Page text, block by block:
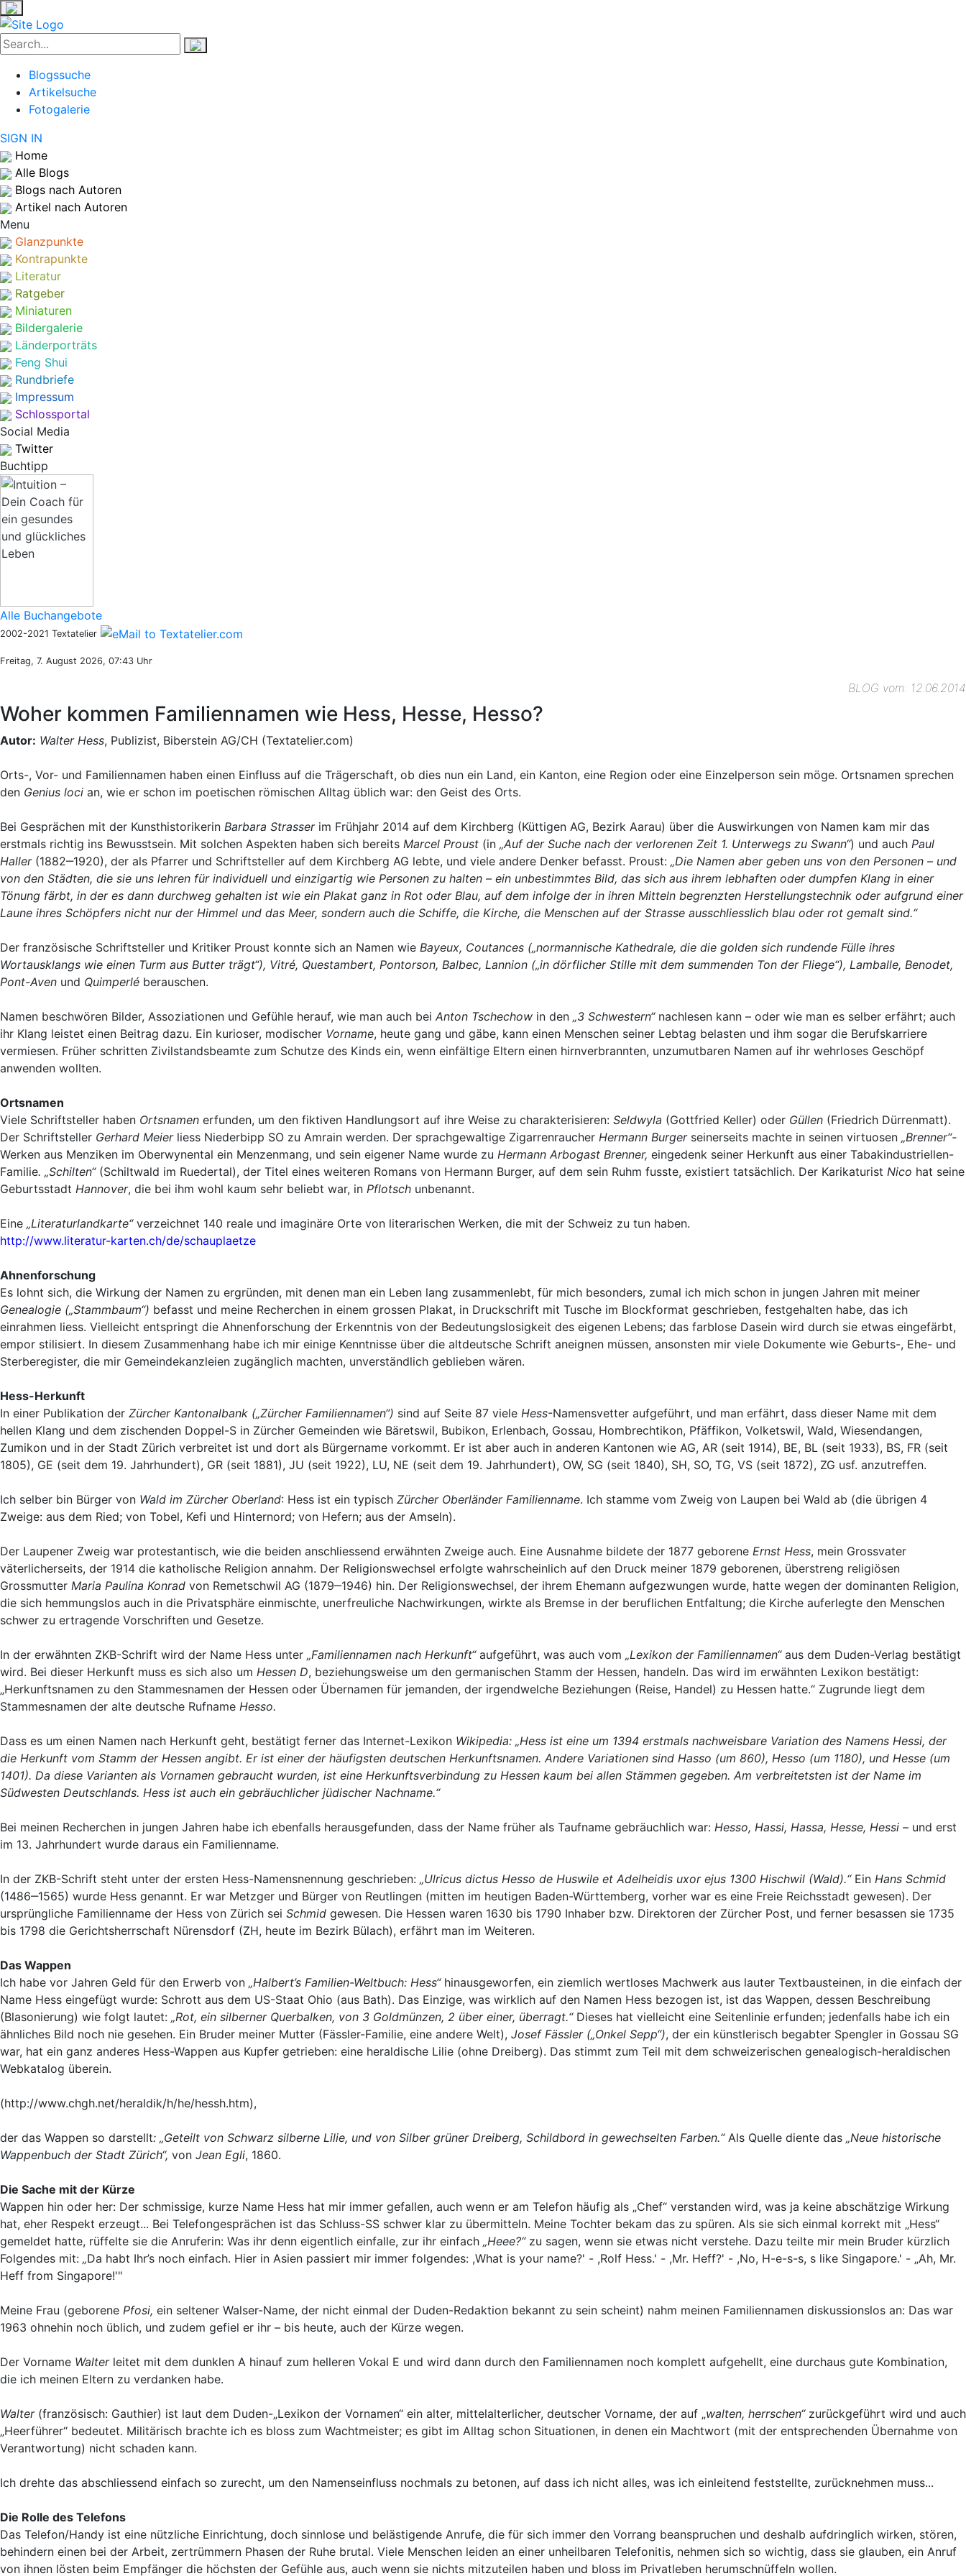
Blogssuche
Artikelsuche
Fotogalerie
SIGN IN
Home
Alle Blogs
Blogs nach Autoren
Artikel nach Autoren
Menu
Glanzpunkte
Kontrapunkte
Literatur
Ratgeber
Miniaturen
Bildergalerie
Länderporträts
Feng Shui
Rundbriefe
Impressum
Schlossportal
Social Media
Twitter
Buchtipp
Alle Buchangebote
2002-2021 Textatelier
Freitag, 7. August 2026, 07:43 Uhr
BLOG vom: 12.06.2014
Woher kommen Familiennamen wie Hess, Hesse, Hesso?
Autor: Walter Hess, Publizist, Biberstein AG/CH (Textatelier.com)
Orts-, Vor- und Familiennamen haben einen Einfluss auf die Trägerschaft, ob dies nun ein Land, ein Kanton, eine Region oder eine Einzelperson sein möge. Ortsnamen sprechen
den Genius loci an, wie er schon im poetischen römischen Alltag üblich war: den Geist des Orts.
Bei Gesprächen mit der Kunsthistorikerin Barbara Strasserim Frühjahr 2014 auf dem Kirchberg (Küttigen AG, Bezirk Aarau) über die Auswirkungen von Namen kam mir das
erstmals richtig ins Bewusstsein. Mit solchen Aspekten haben sich bereits Marcel Proust (in „Auf der Suche nach der verlorenen Zeit 1. Unterwegs zu Swann“) und auch Paul
Haller(1882‒1920), der als Pfarrer und Schriftsteller auf dem Kirchberg AG lebte, und viele andere Denker befasst. Proust: „Die Namen aber geben uns von den Personen – und
von den Städten, die sie uns lehren für individuell und einzigartig wie Personen zu halten – ein unbestimmtes Bild, das sich aus ihrem lebhaften oder dumpfen Klang in einer
Tönung färbt, in der es dann durchweg gehalten ist wie ein Plakat ganz in Rot oder Blau, auf dem infolge der in ihren Mitteln begrenzten Herstellungstechnik oder aufgrund einer
Laune ihres Schöpfers nicht nur der Himmel und das Meer, sondern auch die Schiffe, die Kirche, die Menschen auf der Strasse ausschliesslich blau oder rot gemalt sind.“
Der französische Schriftsteller und Kritiker Proust konnte sich an Namen wie Bayeux, Coutances („normannische Kathedrale, die die golden sich rundende Fülle ihres
Wortausklangs wie einen Turm aus Butter trägt“), Vitré, Questambert, Pontorson, Balbec, Lannion („in dörflicher Stille mit dem summenden Ton der Fliege“), Lamballe, Benodet,
Pont-Aven und Quimperlé berauschen.
Namen beschwören Bilder, Assoziationen und Gefühle herauf, wie man auch bei Anton Tschechow in den „3 Schwestern“nachlesen kann – oder wie man es selber erfährt; auch
ihr Klang leistet einen Beitrag dazu. Ein kurioser, modischer Vorname, heute gang und gäbe, kann einen Menschen seiner Lebtag belasten und ihm sogar die Berufskarriere
vermiesen. Früher schritten Zivilstandsbeamte zum Schutze des Kinds ein, wenn einfältige Eltern einen hirnverbrannten, unzumutbaren Namen auf ihr wehrloses Geschöpf
anwenden wollten.
Ortsnamen
Viele Schriftsteller haben Ortsnamen erfunden, um den fiktiven Handlungsort auf ihre Weise zu charakterisieren: Seldwyla (Gottfried Keller) oder Güllen (Friedrich Dürrenmatt).
Der Schriftsteller Gerhard Meierliess Niederbipp SO zu Amrain werden. Der sprachgewaltige Zigarrenraucher Hermann Burgerseinerseits machte in seinen virtuosen „Brenner“-
Werken aus Menziken im Oberwynental ein Menzenmang, und sein eigener Name wurde zu Hermann Arbogast Brenner, eingedenk seiner Herkunft aus einer Tabakindustriellen-
Familie. „Schilten“(Schiltwald im Ruedertal), der Titel eines weiteren Romans von Hermann Burger, auf dem sein Ruhm fusste, existiert tatsächlich. Der Karikaturist Nico hat seine
Geburtsstadt Hannover, die bei ihm wohl kaum sehr beliebt war, in Pflotsch unbenannt.
Eine „Literaturlandkarte“verzeichnet 140 reale und imaginäre Orte von literarischen Werken, die mit der Schweiz zu tun haben.
http://www.literatur-karten.ch/de/schauplaetze
Ahnenforschung
Es lohnt sich, die Wirkung der Namen zu ergründen, mit denen man ein Leben lang zusammenlebt, für mich besonders, zumal ich mich schon in jungen Jahren mit meiner
Genealogie („Stammbaum“) befasst und meine Recherchen in einem grossen Plakat, in Druckschrift mit Tusche im Blockformat geschrieben, festgehalten habe, das ich
einrahmen liess. Vielleicht entspringt die Ahnenforschung der Erkenntnis von der Bedeutungslosigkeit des eigenen Lebens; das farblose Dasein wird durch sie etwas eingefärbt,
empor stilisiert. In diesem Zusammenhang habe ich mir einige Kenntnisse über die altdeutsche Schrift aneignen müssen, ansonsten mir viele Dokumente wie Geburts-, Ehe- und
Sterberegister, die mir Gemeindekanzleien zugänglich machten, unverständlich geblieben wären.
Hess-Herkunft
In einer Publikation der Zürcher Kantonalbank („Zürcher Familiennamen“) sind auf Seite 87 viele Hess-Namensvetter aufgeführt, und man erfährt, dass dieser Name mit dem
hellen Klang und dem zischenden Doppel-S in Zürcher Gemeinden wie Bäretswil, Bubikon, Erlenbach, Gossau, Hombrechtikon, Pfäffikon, Volketswil, Wald, Wiesendangen,
Zumikon und in der Stadt Zürich verbreitet ist und dort als Bürgername vorkommt. Er ist aber auch in anderen Kantonen wie AG, AR (seit 1914), BE, BL (seit 1933), BS, FR (seit
1805), GE (seit dem 19. Jahrhundert), GR (seit 1881), JU (seit 1922), LU, NE (seit dem 19. Jahrhundert), OW, SG (seit 1840), SH, SO, TG, VS (seit 1872), ZG usf. anzutreffen.
Ich selber bin Bürger von Wald im Zürcher Oberland: Hess ist ein typisch Zürcher Oberländer Familienname. Ich stamme vom Zweig von Laupen bei Wald ab (die übrigen 4
Zweige: aus dem Ried; von Tobel, Kefi und Hinternord; von Hefern; aus der Amseln).
Der Laupener Zweig war protestantisch, wie die beiden anschliessend erwähnten Zweige auch. Eine Ausnahme bildete der 1877 geborene Ernst Hess, mein Grossvater
väterlicherseits, der 1914 die katholische Religion annahm. Der Religionswechsel erfolgte wahrscheinlich auf den Druck meiner 1879 geborenen, überstreng religiösen
Grossmutter Maria Paulina Konrad von Remetschwil AG (1879‒1946) hin. Der Religionswechsel, der ihrem Ehemann aufgezwungen wurde, hatte wegen der dominanten Religion,
die sich hemmungslos auch in die Privatsphäre einmischte, unerfreuliche Nachwirkungen, wirkte als Bremse in der beruflichen Entfaltung; die Kirche auferlegte den Menschen
schwer zu ertragende Vorschriften und Gesetze.
In der erwähnten ZKB-Schrift wird der Name Hess unter „Familiennamen nach Herkunft“aufgeführt, was auch vom „Lexikon der Familiennamen“aus dem Duden-Verlag bestätigt
wird. Bei dieser Herkunft muss es sich also um Hessen D, beziehungsweise um den germanischen Stamm der Hessen, handeln. Das wird im erwähnten Lexikon bestätigt:
„Herkunftsnamen zu den Stammesnamen der Hessen oder Übernamen für jemanden, der irgendwelche Beziehungen (Reise, Handel) zu Hessen hatte.“ Zugrunde liegt dem
Stammesnamen der alte deutsche Rufname Hesso.
Dass es um einen Namen nach Herkunft geht, bestätigt ferner das Internet-Lexikon Wikipedia: „Hess ist eine um 1394 erstmals nachweisbare Variation des Namens Hessi, der
die Herkunft vom Stamm der Hessen angibt. Er ist einer der häufigsten deutschen Herkunftsnamen. Andere Variationen sind Hasso (um 860), Hesso (um 1180), und Hesse (um
1401). Da diese Varianten als Vornamen gebraucht wurden, ist eine Herkunftsverbindung zu Hessen kaum bei allen Stämmen gegeben. Am verbreitetsten ist der Name im
Südwesten Deutschlands. Hess ist auch ein gebräuchlicher jüdischer Nachname.“
Bei meinen Recherchen in jungen Jahren habe ich ebenfalls herausgefunden, dass der Name früher als Taufname gebräuchlich war: Hesso, Hassi, Hassa, Hesse, Hessi – und erst
im 13. Jahrhundert wurde daraus ein Familienname.
In der ZKB-Schrift steht unter der ersten Hess-Namensnennung geschrieben: „Ulricus dictus Hesso de Huswile et Adelheidis uxor ejus 1300 Hischwil (Wald).“Ein Hans Schmid
(1486‒1565) wurde Hess genannt. Er war Metzger und Bürger von Reutlingen (mitten im heutigen Baden-Württemberg, vorher war es eine Freie Reichsstadt gewesen). Der
ursprüngliche Familienname der Hess von Zürich sei Schmid gewesen. Die Hessen waren 1630 bis 1790 Inhaber bzw. Direktoren der Zürcher Post, und ferner besassen sie 1735
bis 1798 die Gerichtsherrschaft Nürensdorf (ZH, heute im Bezirk Bülach), erfährt man im Weiteren.
Das Wappen
Ich habe vor Jahren Geld für den Erwerb von „Halbert’s Familien-Weltbuch: Hess“hinausgeworfen, ein ziemlich wertloses Machwerk aus lauter Textbausteinen, in die einfach der
Name Hess eingefügt wurde: Schrott aus dem US-Staat Ohio (aus Bath). Das Einzige, was wirklich auf den Namen Hess bezogen ist, ist das Wappen, dessen Beschreibung
(Blasonierung) wie folgt lautet: „Rot, ein silberner Querbalken, von 3 Goldmünzen, 2 über einer, überragt.“Dieses hat vielleicht eine Seitenlinie erfunden; jedenfalls habe ich ein
ähnliches Bild noch nie gesehen. Ein Bruder meiner Mutter (Fässler-Familie, eine andere Welt), Josef Fässler („Onkel Sepp“), der ein künstlerisch begabter Spengler in Gossau SG
war, hat ein ganz anderes Hess-Wappen aus Kupfer getrieben: eine heraldische Lilie (ohne Dreiberg). Das stimmt zum Teil mit dem schweizerischen genealogisch-heraldischen
Webkatalog überein.
(http://www.chgh.net/heraldik/h/he/hessh.htm),
der das Wappen so darstellt: „Geteilt von Schwarz silberne Lilie, und von Silber grüner Dreiberg, Schildbord in gewechselten Farben.“Als Quelle diente das „Neue historische
Wappenbuch der Stadt Zürich“, von Jean Egli, 1860.
Die Sache mit der Kürze
Wappen hin oder her: Der schmissige, kurze Name Hess hat mir immer gefallen, auch wenn er am Telefon häufig als „Chef“ verstanden wird, was ja keine abschätzige Wirkung
hat, eher Respekt erzeugt... Bei Telefongesprächen ist das Schluss-SS schwer klar zu übermitteln. Meine Tochter bekam das zu spüren. Als sie sich einmal korrekt mit „Hess“
gemeldet hatte, rüffelte sie die Anruferin: Was ihr denn eigentlich einfalle, zur ihr einfach „Heee?“zu sagen, wenn sie etwas nicht verstehe. Dazu teilte mir mein Bruder kürzlich
Folgendes mit: „Da habt Ihr’s noch einfach. Hier in Asien passiert mir immer folgendes: ,What is your name?' - ,Rolf Hess.' - ,Mr. Heff?' - ,No, H-e-s-s, s like Singapore.' - „Ah, Mr.
Heff from Singapore!'"
Meine Frau (geborene Pfosi, ein seltener Walser-Name, der nicht einmal der Duden-Redaktion bekannt zu sein scheint) nahm meinen Familiennamen diskussionslos an: Das war
1963 ohnehin noch üblich, und zudem gefiel er ihr – bis heute, auch der Kürze wegen.
Der Vorname Walterleitet mit dem dunklen A hinauf zum helleren Vokal E und wird dann durch den Familiennamen noch komplett aufgehellt, eine durchaus gute Kombination,
die ich meinen Eltern zu verdanken habe.
Walter (französisch: Gauthier) ist laut dem Duden-„Lexikon der Vornamen“ ein alter, mittelalterlicher, deutscher Vorname, der auf „walten, herrschen“ zurückgeführt wird und auch
„Heerführer“ bedeutet. Militärisch brachte ich es bloss zum Wachtmeister; es gibt im Alltag schon Situationen, in denen ein Machtwort (mit der entsprechenden Übernahme von
Verantwortung) nicht schaden kann.
Ich drehte das abschliessend einfach so zurecht, um den Namenseinfluss nochmals zu betonen, auf dass ich nicht alles, was ich einleitend feststellte, zurücknehmen muss...
Die Rolle des Telefons
Das Telefon/Handy ist eine nützliche Einrichtung, doch sinnlose und belästigende Anrufe, die für sich immer den Vorrang beanspruchen und deshalb aufdringlich wirken, stören,
behindern einen bei der Arbeit, zertrümmern Phasen der Ruhe brutal. Viele Menschen leiden an einer unheilbaren Telefonitis, nehmen sich so wichtig, dass sie glauben, ein Anruf
von ihnen lösten beim Empfänger die höchsten der Gefühle aus, auch wenn sie nichts mitzuteilen haben und bloss im Privatleben herumschnüffeln wollen.